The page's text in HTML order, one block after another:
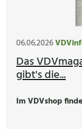
06.06.2026
Das
gibt's die...
Im VDVshop